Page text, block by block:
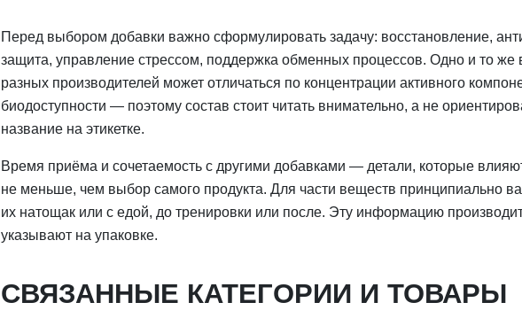
Перед выбором добавки важно сформулировать задачу: восстановление,
защита, управление стрессом, поддержка обменных процессов. Одно и то же
разных производителей может отличаться по концентрации активного
биодоступности — поэтому состав стоит читать внимательно, а не
название на этикетке.
Время приёма и сочетаемость с другими добавками — детали, которые
не меньше, чем выбор самого продукта. Для части веществ принципиально
их натощак или с едой, до тренировки или после. Эту информацию
указывают на упаковке.
СВЯЗАННЫЕ КАТЕГОРИИ И ТОВАРЫ